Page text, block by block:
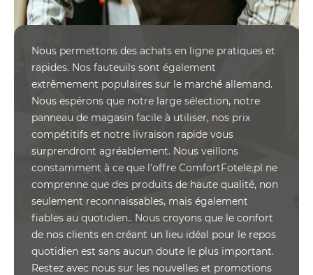
Nous permettons des achats en ligne pratiques et
rapides. Nos fauteuils sont également
extrêmement populaires sur le marché allemand.
Nous espérons que notre large sélection, notre
panneau de magasin facile à utiliser, nos prix
compétitifs et notre livraison rapide vous
surprendront agréablement. Nous veillons
constamment à ce que l'offre ComfortFotele.pl ne
comprenne que des produits de haute qualité, non
seulement reconnaissables, mais également
fiables au quotidien.. Nous croyons que le confort
de nos clients en créant un lieu idéal pour le repos
quotidien est sans aucun doute le plus important.
Restez avec nous sur les nouvelles et promotions